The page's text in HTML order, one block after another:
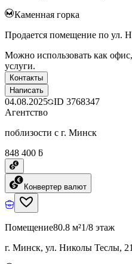
Каменная горка
Продается помещение по ул.
Можно использовать как
услуги.
Контакты
Написать
04.08.2025 ID 3768347
Агентство
поблизости с г. Минск
848 400 ƃ
Конвертер валют
Помещение80.8 м²1/8 этаж
г. Минск, ул. Николы Теслы, 21